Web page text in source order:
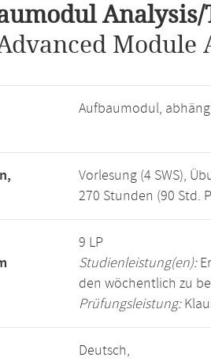
Analysis/
Module
Aufbaumodul,
Vorlesung (4 SWS),
270 Stunden (90 Std.
9 LP
Studienleistung(en):
den wöchentlich zu
Prüfungsleistung:
Deutsch,